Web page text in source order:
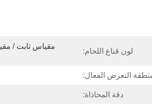
لون قناع اللحام:
التعرض الفعال:
دقة المحاذاة: